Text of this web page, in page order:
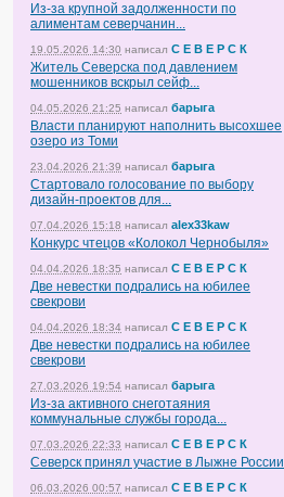
Из-за крупной задолженности по
алиментам северчанин...
19.05.2026 14:30 написал С Е В Е Р С К
Житель Северска под давлением
мошенников вскрыл сейф...
04.05.2026 21:25 написал барыга
Власти планируют наполнить высохшее
озеро из Томи
23.04.2026 21:39 написал барыга
Стартовало голосование по выбору
дизайн-проектов для...
07.04.2026 15:18 написал alex33kaw
Конкурс чтецов «Колокол Чернобыля»
04.04.2026 18:35 написал С Е В Е Р С К
Две невестки подрались на юбилее
свекрови
04.04.2026 18:34 написал С Е В Е Р С К
Две невестки подрались на юбилее
свекрови
27.03.2026 19:54 написал барыга
Из-за активного снеготаяния
коммунальные службы города...
07.03.2026 22:33 написал С Е В Е Р С К
Северск принял участие в Лыжне России
06.03.2026 00:57 написал С Е В Е Р С К